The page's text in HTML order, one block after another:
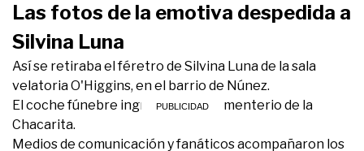
Las fotos de la emotiva despedida a
Silvina Luna
Así se retiraba el féretro de Silvina Luna de la sala
velatoria O'Higgins, en el barrio de Núnez.
El coche fúnebre ingresando al Cementerio de la
Chacarita.
Medios de comunicación y fanáticos acompañaron los